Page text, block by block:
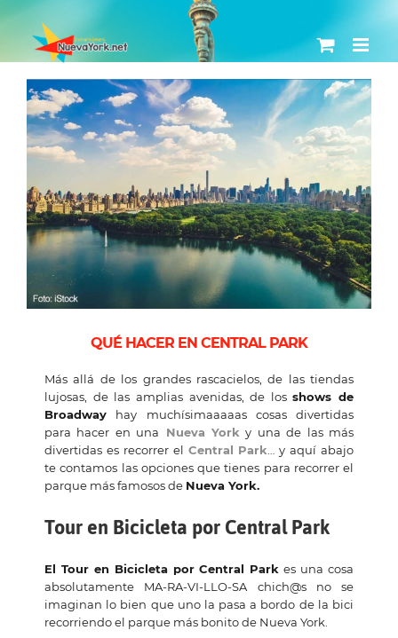
Skip
content
View
Larger
Image
QUÉ HACER EN CENTRAL PARK
Más allá de los grandes rascacielos, de las tiendas
lujosas, de las amplias avenidas, de losshows de
Broadway hay muchísimaaaaas cosas divertidas
para hacer en una Nueva York y una de las más
divertidas es recorrer el Central Park … y aquí abajo
te contamos las opciones que tienes para recorrer el
parque más famosos de Nueva York.
Tour en Bicicleta por Central Park
El Tour en Bicicleta por Central Park es una cosa
absolutamente MA-RA-VI-LLO-SA chich@s no se
imaginan lo bien que uno la pasa a bordo de la bici
recorriendo el parque más bonito de Nueva York.